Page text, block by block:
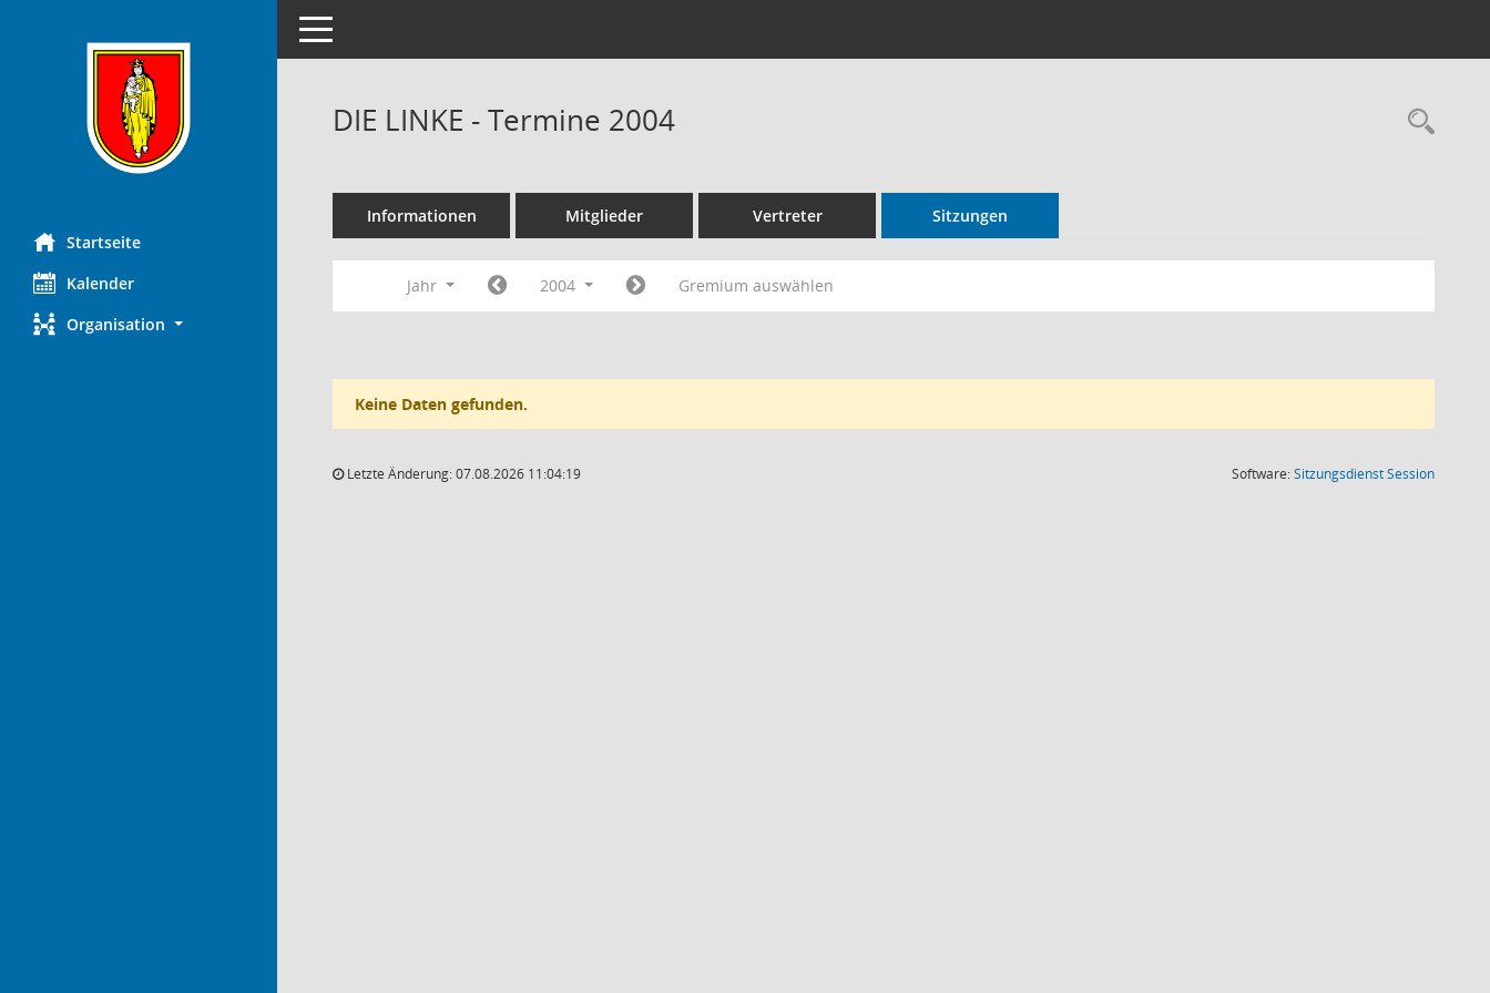
Startseite
Kalender
Organisation
Toggle navigation
DIE LINKE - Termine 2004
Informationen Mitglieder Vertreter Sitzungen
Jahr 2004 Gremium auswählen
Keine Daten gefunden.
Letzte Änderung: 07.08.2026 11:04:19 Software:SitzungsdienstSession(Wird in